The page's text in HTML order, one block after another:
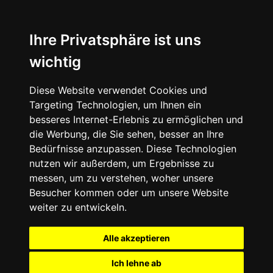
Ihre Privatsphäre ist uns
wichtig
Diese Website verwendet Cookies und
Targeting Technologien, um Ihnen ein
besseres Internet-Erlebnis zu ermöglichen und
die Werbung, die Sie sehen, besser an Ihre
Bedürfnisse anzupassen. Diese Technologien
nutzen wir außerdem, um Ergebnisse zu
messen, um zu verstehen, woher unsere
Besucher kommen oder um unsere Website
weiter zu entwickeln.
Alle akzeptieren
Ich lehne ab